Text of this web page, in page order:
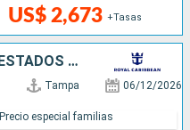
US$ 2,673 +Tasas
MÉXICO, HONDURAS, BELICE, ESTADOS UNIDOS
Tampa 06/12/2026
Precio especial familias